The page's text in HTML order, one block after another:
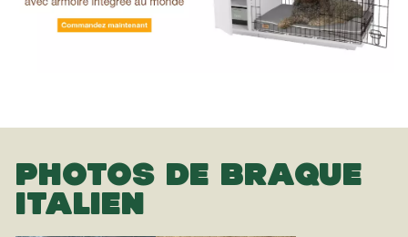
PHOTOS DE BRAQUE
ITALIEN